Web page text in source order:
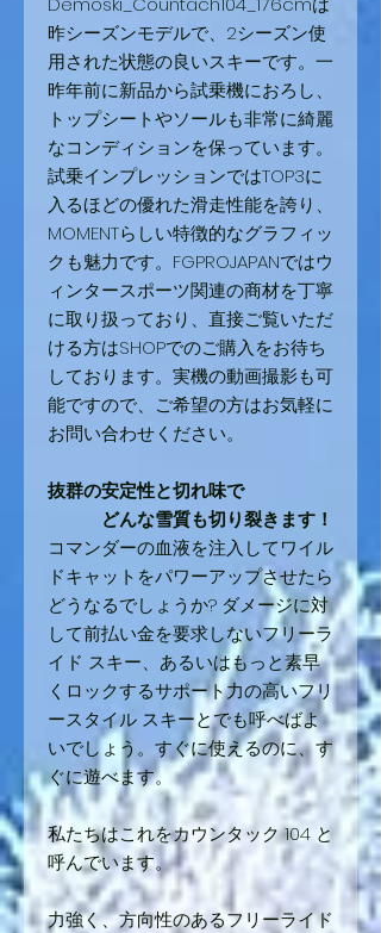
昨シーズンモデルで、2シーズン使
用された状態の良いスキーです。一
昨年前に新品から試乗機におろし、
トップシートやソールも非常に綺麗
なコンディションを保っています。
試乗インプレッションではTOP3に
入るほどの優れた滑走性能を誇り、
MOMENTらしい特徴的なグラフィッ
クも魅力です。FGPROJAPANではウ
ィンタースポーツ関連の商材を丁寧
に取り扱っており、直接ご覧いただ
ける方はSHOPでのご購入をお待ち
しております。実機の動画撮影も可
能ですので、ご希望の方はお気軽に
お問い合わせください。
抜群の安定性と切れ味で
どんな雪質も切り裂きます！
コマンダーの血液を注入してワイル
ドキャットをパワーアップさせたら
どうなるでしょうか? ダメージに対
して前払い金を要求しないフリーラ
イド スキー、あるいはもっと素早
くロックするサポート力の高いフリ
ースタイル スキーとでも呼べばよ
いでしょう。すぐに使えるのに、す
ぐに遊べます。
私たちはこれをカウンタック 104 と
呼んでいます。
力強く、方向性のあるフリーライド